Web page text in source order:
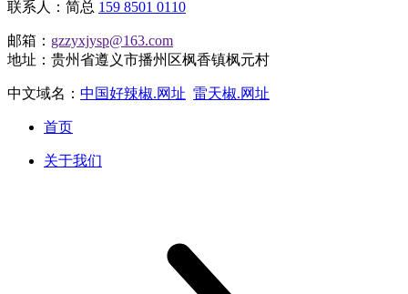
联系人：简总 159 8501 0110
邮箱： gzzyxjysp@163.com
地址：贵州省遵义市播州区枫香镇枫元村
中文域名： 中国好辣椒.网址 雷天椒.网址
首页
关于我们